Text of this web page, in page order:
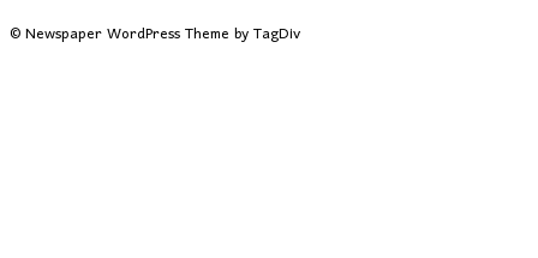
© Newspaper WordPress Theme by TagDiv